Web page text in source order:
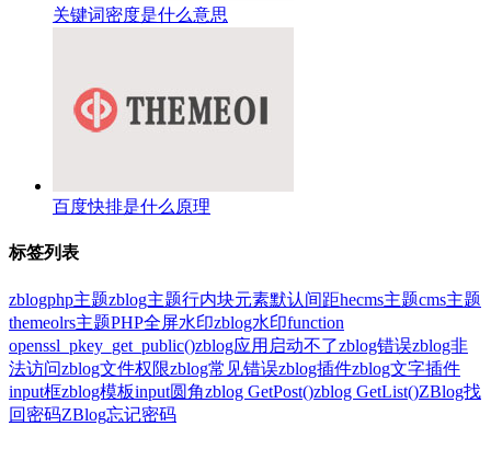
关键词密度是什么意思
百度快排是什么原理
标签列表
zblogphp主题zblog主题行内块元素默认间距hecms主题cms主题
themeolrs主题PHP全屏水印zblog水印function
openssl_pkey_get_public()zblog应用启动不了zblog错误zblog非
法访问zblog文件权限zblog常见错误zblog插件zblog文字插件
input框zblog模板input圆角zblog GetPost()zblog GetList()ZBlog找
回密码ZBlog忘记密码